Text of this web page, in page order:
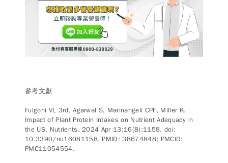
參考文獻
Fulgoni VL 3rd, Agarwal S, Marinangeli CPF, Miller K.
Impact of Plant Protein Intakes on Nutrient Adequacy in
the US. Nutrients. 2024 Apr 13;16(8):1158. doi:
10.3390/nu16081158. PMID: 38674848; PMCID:
PMC11054554.